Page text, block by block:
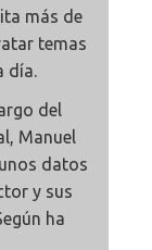
más de
temas
día.
del
Manuel
datos
y sus
ha